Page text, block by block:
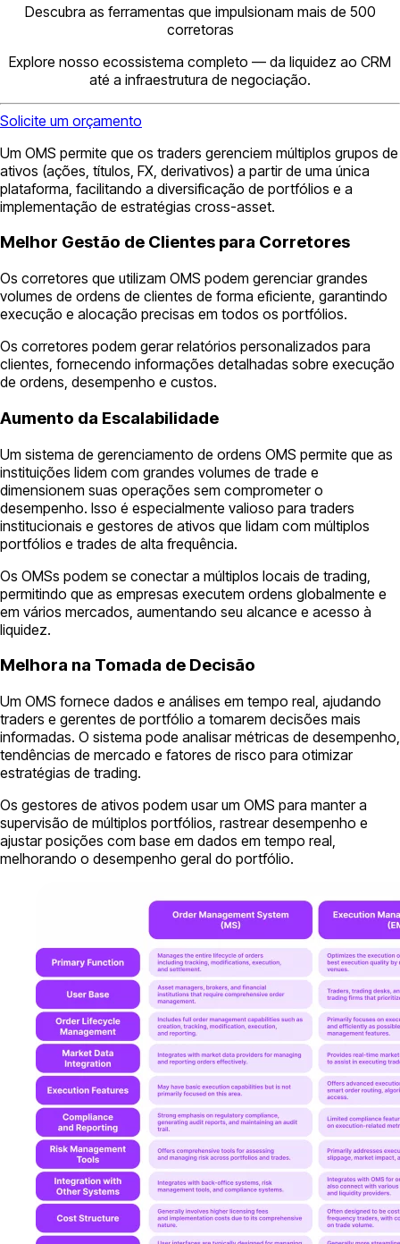
Descubra as ferramentas que impulsionam mais de 500
corretoras
Explore nosso ecossistema completo — da liquidez ao CRM
até a infraestrutura de negociação.
Solicite um orçamento
Um OMS permite que os traders gerenciem múltiplos grupos de
ativos (ações, títulos, FX, derivativos) a partir de uma única
plataforma, facilitando a diversificação de portfólios e a
implementação de estratégias cross-asset.
Melhor Gestão de Clientes para Corretores
Os corretores que utilizam OMS podem gerenciar grandes
volumes de ordens de clientes de forma eficiente, garantindo
execução e alocação precisas em todos os portfólios.
Os corretores podem gerar relatórios personalizados para
clientes, fornecendo informações detalhadas sobre execução
de ordens, desempenho e custos.
Aumento da Escalabilidade
Um sistema de gerenciamento de ordens OMS permite que as
instituições lidem com grandes volumes de trade e
dimensionem suas operações sem comprometer o
desempenho. Isso é especialmente valioso para traders
institucionais e gestores de ativos que lidam com múltiplos
portfólios e trades de alta frequência.
Os OMSs podem se conectar a múltiplos locais de trading,
permitindo que as empresas executem ordens globalmente e
em vários mercados, aumentando seu alcance e acesso à
liquidez.
Melhora na Tomada de Decisão
Um OMS fornece dados e análises em tempo real, ajudando
traders e gerentes de portfólio a tomarem decisões mais
informadas. O sistema pode analisar métricas de desempenho,
tendências de mercado e fatores de risco para otimizar
estratégias de trading.
Os gestores de ativos podem usar um OMS para manter a
supervisão de múltiplos portfólios, rastrear desempenho e
ajustar posições com base em dados em tempo real,
melhorando o desempenho geral do portfólio.